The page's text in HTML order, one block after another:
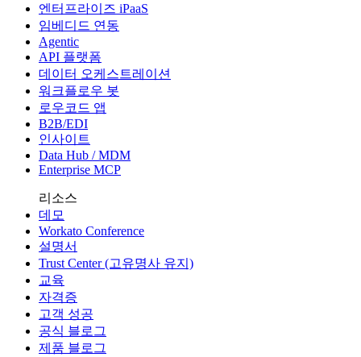
엔터프라이즈 iPaaS
임베디드 연동
Agentic
API 플랫폼
데이터 오케스트레이션
워크플로우 봇
로우코드 앱
B2B/EDI
인사이트
Data Hub / MDM
Enterprise MCP
리소스
데모
Workato Conference
설명서
Trust Center (고유명사 유지)
교육
자격증
고객 성공
공식 블로그
제품 블로그